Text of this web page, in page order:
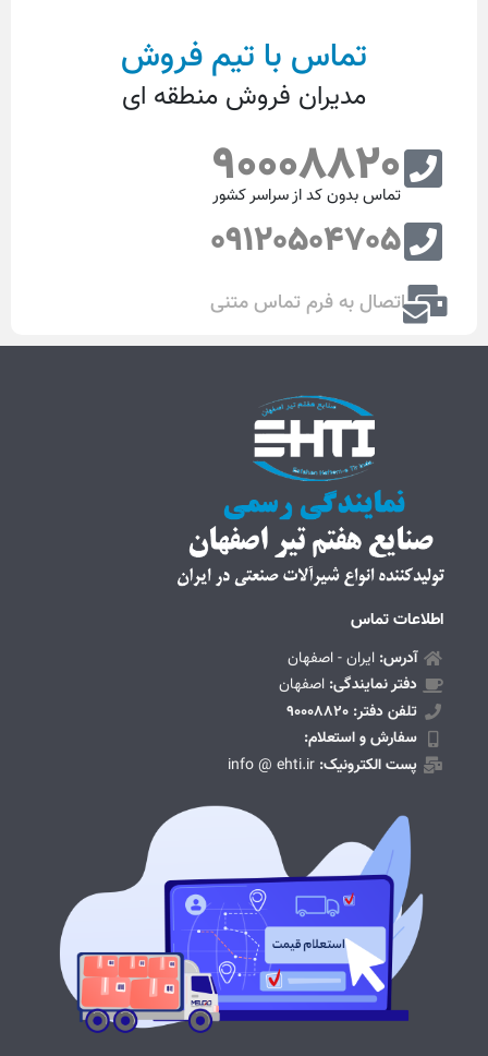
تماس با تیم فروش
مدیران فروش منطقه ای
90008820
تماس بدون کد از سراسر کشور
09120504705
اتصال به فرم تماس متنی
اطلاعات تماس
آدرس:ایران - اصفهان
دفتر نمایندگی: اصفهان
تلفن دفتر: 90008820
سفارش و استعلام:
پست الکترونیک: info @ ehti.ir